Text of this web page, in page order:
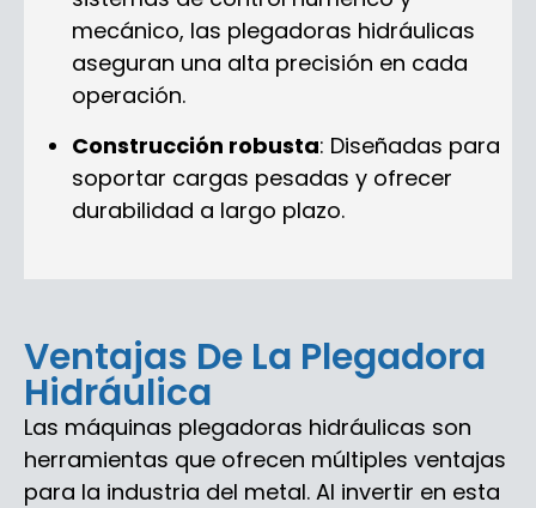
mecánico, las plegadoras hidráulicas
aseguran una alta precisión en cada
operación.
Construcción robusta: Diseñadas para
soportar cargas pesadas y ofrecer
durabilidad a largo plazo.
Ventajas De La Plegadora
Hidráulica
Las máquinas plegadoras hidráulicas son
herramientas que ofrecen múltiples ventajas
para la industria del metal. Al invertir en esta